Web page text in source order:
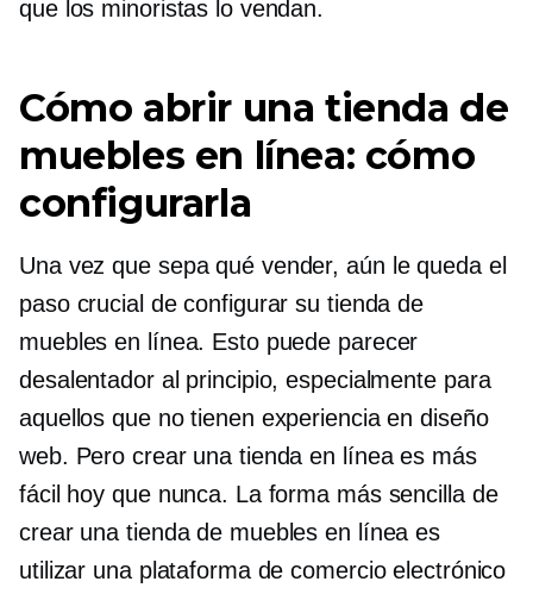
que los minoristas lo vendan.
Cómo abrir una tienda de
muebles en línea: cómo
configurarla
Una vez que sepa qué vender, aún le queda el
paso crucial de configurar su tienda de
muebles en línea. Esto puede parecer
desalentador al principio, especialmente para
aquellos que no tienen experiencia en diseño
web. Pero crear una tienda en línea es más
fácil hoy que nunca. La forma más sencilla de
crear una tienda de muebles en línea es
utilizar una plataforma de comercio electrónico